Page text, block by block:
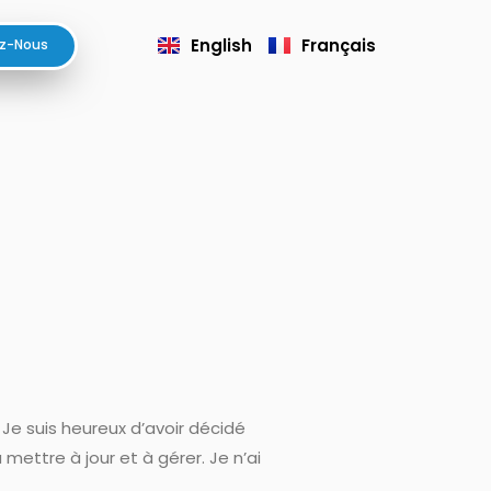
Nous English Français
suis heureux d’avoir décidé
à jour et à gérer. Je n’ai